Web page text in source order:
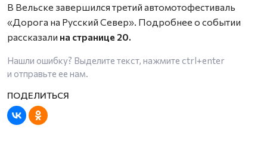
В Вельске завершился третий автомотофестиваль
«Дорога на Русский Север». Подробнее о событии
рассказали на странице 20.
Нашли ошибку? Выделите текст, нажмите ctrl+enter
и отправьте ее нам.